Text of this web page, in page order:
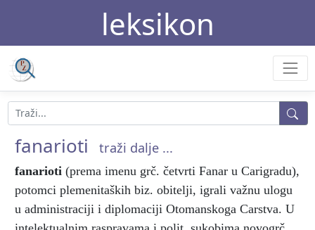
leksikon
fanarioti traži dalje ...
fanarioti (prema imenu grč. četvrti Fanar u Carigradu),
potomci plemenitaških biz. obitelji, igrali važnu ulogu
u administraciji i diplomaciji Otomanskoga Carstva. U